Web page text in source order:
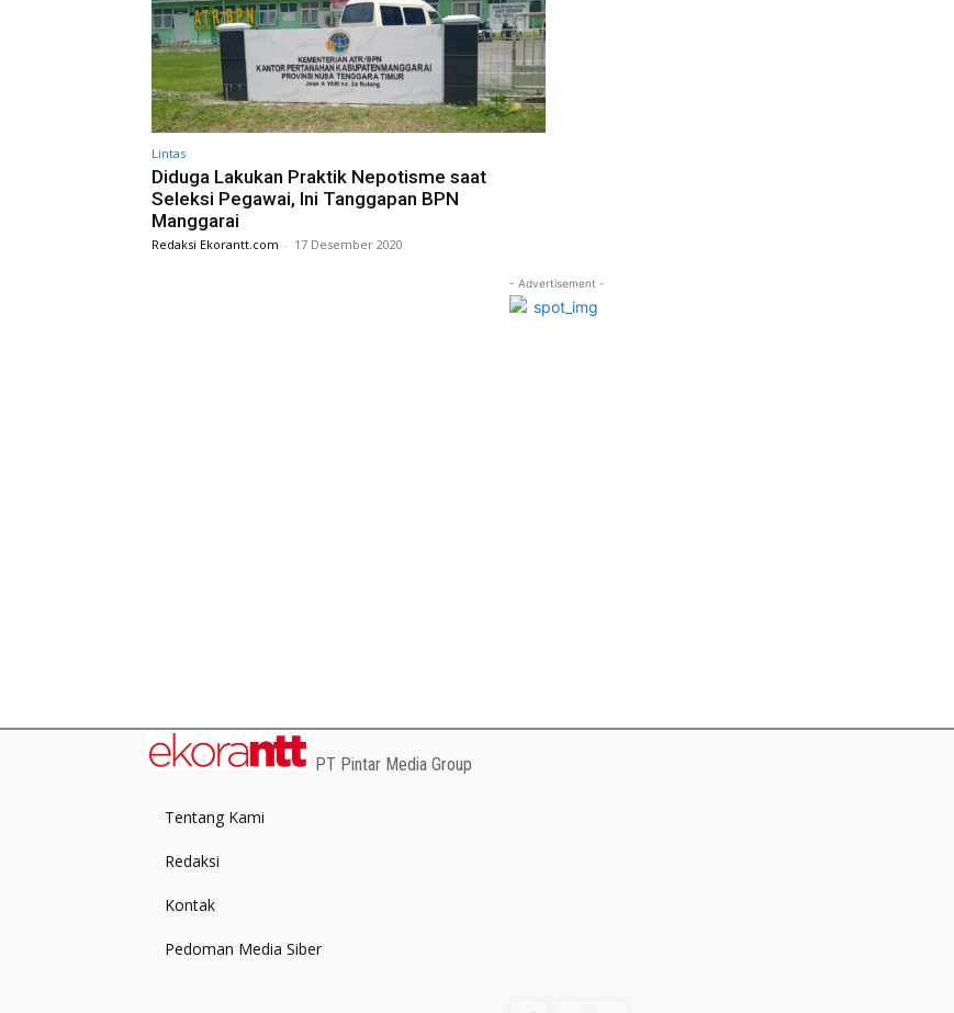
Lintas
Diduga Lakukan Praktik Nepotisme saat
Seleksi Pegawai, Ini Tanggapan BPN
Manggarai
Redaksi Ekorantt.com - 17 Desember 2020
- Advertisement -
PT Pintar Media Group
Tentang Kami
Redaksi
Kontak
Pedoman Media Siber